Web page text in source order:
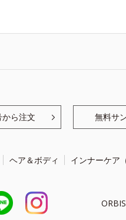
ら注文 無料サ
ヘア＆ボディ インナーケア